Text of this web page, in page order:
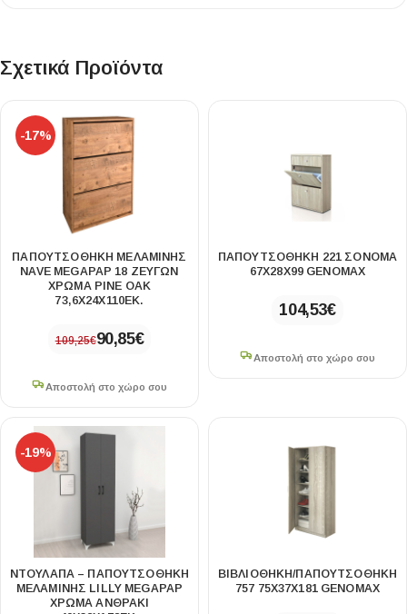
Σχετικά Προϊόντα
-17%
ΠΑΠΟΥΤΣΟΘΉΚΗ ΜΕΛΑΜΊΝΗΣ
NAVE MEGAPAP 18 ΖΕΥΓΏΝ
ΧΡΏΜΑ PINE OAK
73,6X24X110ΕΚ.
109,25€90,85€
Αποστολή στο χώρο σου
ΠΑΠΟΥΤΣΟΘΉΚΗ 221 ΣΌΝΟΜΑ
67X28X99 GENOMAX
104,53€
Αποστολή στο χώρο σου
-19%
ΝΤΟΥΛΆΠΑ – ΠΑΠΟΥΤΣΟΘΉΚΗ
ΜΕΛΑΜΊΝΗΣ LILLY MEGAPAP
ΧΡΏΜΑ ΑΝΘΡΑΚΊ
ΒΙΒΛΙΟΘΉΚΗ/ΠΑΠΟΥΤΣΟΘΉΚΗ
757 75X37X181 GENOMAX